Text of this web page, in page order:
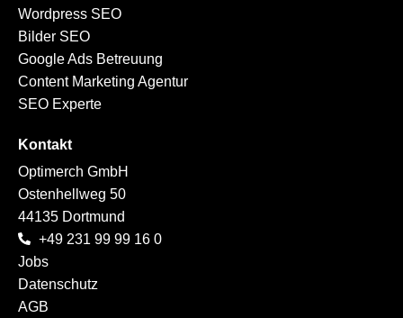
Wordpress SEO
Bilder SEO
Google Ads Betreuung
Content Marketing Agentur
SEO Experte
Kontakt
Optimerch GmbH
Ostenhellweg 50
44135 Dortmund
+49 231 99 99 16 0
Jobs
Datenschutz
AGB